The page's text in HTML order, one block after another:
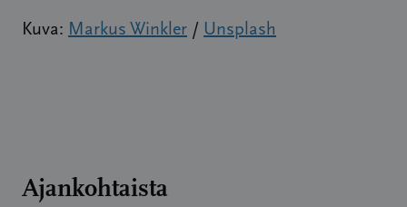
Kuva: Markus Winkler / Unsplash
Ajankohtaista